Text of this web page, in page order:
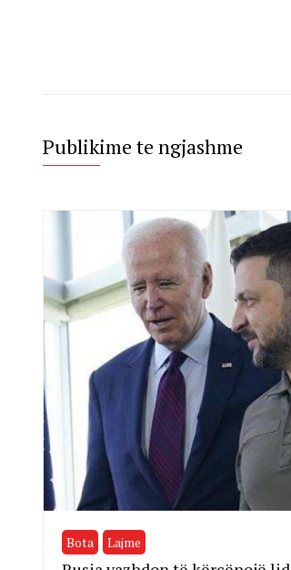
Publikime te ngjashme
Bota Lajme